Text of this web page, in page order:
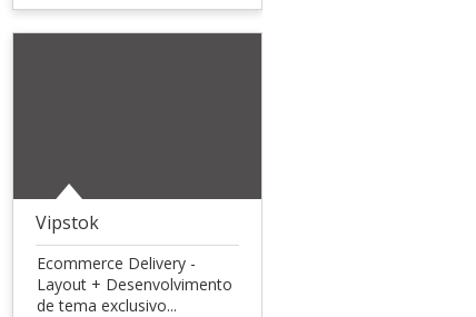
Vipstok
Ecommerce Delivery -
Layout + Desenvolvimento
de tema exclusivo...